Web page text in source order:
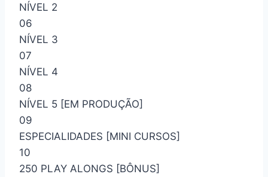
NÍVEL 2
06
NÍVEL 3
07
NÍVEL 4
08
NÍVEL 5 [EM PRODUÇÃO]
09
ESPECIALIDADES [MINI CURSOS]
10
250 PLAY ALONGS [BÔNUS]